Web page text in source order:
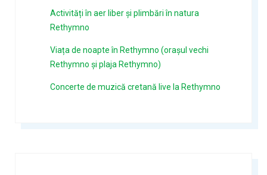
Activități în aer liber și plimbări în natura
Rethymno
Viața de noapte în Rethymno (orașul vechi
Rethymno și plaja Rethymno)
Concerte de muzică cretană live la Rethymno